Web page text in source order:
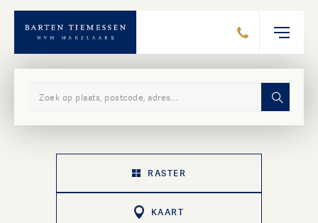
Zoek in ons aanbod
RASTER
KAART